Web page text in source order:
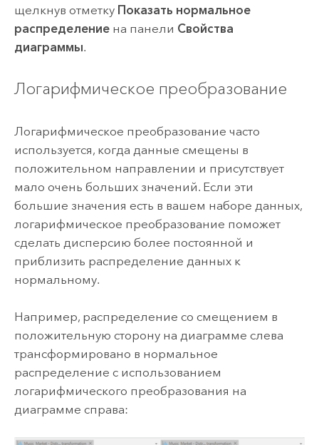
щелкнув отметку Показать нормальное
распределениена панели Свойства
диаграммы.
Логарифмическое преобразование
Логарифмическое преобразование часто
используется, когда данные смещены в
положительном направлении и присутствует
мало очень больших значений. Если эти
большие значения есть в вашем наборе данных,
логарифмическое преобразование поможет
сделать дисперсию более постоянной и
приблизить распределение данных к
нормальному.
Например, распределение со смещением в
положительную сторону на диаграмме слева
трансформировано в нормальное
распределение с использованием
логарифмического преобразования на
диаграмме справа: